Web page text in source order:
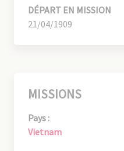
DÉPART EN MISSION
21/04/1909
MISSIONS
Pays :
Vietnam